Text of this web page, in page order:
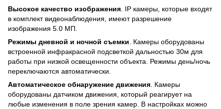
Высокое качество изображения . IP камеры, которые входят
в комплект видеонаблюдения, имеют разрешение
изображения 5.0 МП.
Режимы дневной и ночной съемки . Камеры оборудованы
встроенной инфракрасной подсветкой дальностью 30м для
работы при низкой освещенности объекта. Режимы день/ночь
переключаются автоматически.
Автоматическое обнаружение движения . Камеры
оборудованы датчиком движения, который реагирует на
любые изменения в поле зрения камер. В настройках можно